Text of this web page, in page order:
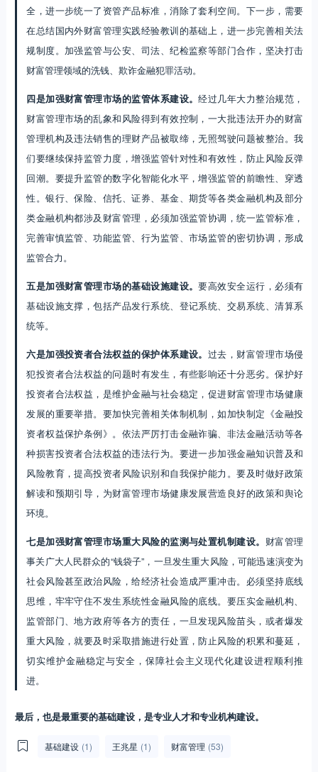
全，进一步统一了资管产品标准，消除了套利空间。下一步，需要
在总结国内外财富管理实践经验教训的基础上，进一步完善相关法
规制度。加强监管与公安、司法、纪检监察等部门合作，坚决打击
财富管理领域的洗钱、欺诈金融犯罪活动。
四是加强财富管理市场的监管体系建设。经过几年大力整治规范，
财富管理市场的乱象和风险得到有效控制，一大批违法开办的财富
管理机构及违法销售的理财产品被取缔，无照驾驶问题被整治。我
们要继续保持监管力度，增强监管针对性和有效性，防止风险反弹
回潮。要提升监管的数字化智能化水平，增强监管的前瞻性、穿透
性。银行、保险、信托、证券、基金、期货等各类金融机构及部分
类金融机构都涉及财富管理，必须加强监管协调，统一监管标准，
完善审慎监管、功能监管、行为监管、市场监管的密切协调，形成
监管合力。
五是加强财富管理市场的基础设施建设。要高效安全运行，必须有
基础设施支撑，包括产品发行系统、登记系统、交易系统、清算系
统等。
六是加强投资者合法权益的保护体系建设。 过去，财富管理市场侵
犯投资者合法权益的问题时有发生，有些影响还十分恶劣。保护好
投资者合法权益，是维护金融与社会稳定，促进财富管理市场健康
发展的重要举措。要加快完善相关体制机制，如加快制定《金融投
资者权益保护条例》。依法严厉打击金融诈骗、非法金融活动等各
种损害投资者合法权益的违法行为。要进一步加强金融知识普及和
风险教育，提高投资者风险识别和自我保护能力。要及时做好政策
解读和预期引导，为财富管理市场健康发展营造良好的政策和舆论
环境。
七是加强财富管理市场重大风险的监测与处置机制建设。 财富管理
事关广大人民群众的“钱袋子”，一旦发生重大风险，可能迅速演变为
社会风险甚至政治风险，给经济社会造成严重冲击。必须坚持底线
思维，牢牢守住不发生系统性金融风险的底线。要压实金融机构、
监管部门、地方政府等各方的责任，一旦发现风险苗头，或者爆发
重大风险，就要及时采取措施进行处置，防止风险的积累和蔓延，
切实维护金融稳定与安全，保障社会主义现代化建设进程顺利推
进。
最后，也是最重要的基础建设，是专业人才和专业机构建设。
基础建设 (1) 王兆星 (1) 财富管理 (53)